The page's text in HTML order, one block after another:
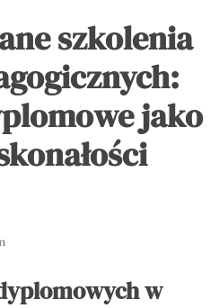
szkolenia
jako
w